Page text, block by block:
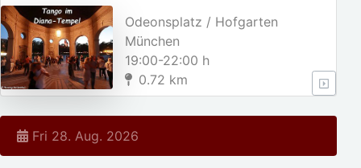
Odeonsplatz / Hofgarten
München
19:00-22:00 h
0.72 km
Fri 28. Aug. 2026